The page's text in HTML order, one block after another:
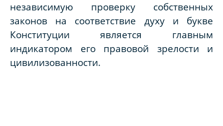
независимую проверку собственных
законов на соответствие духу и букве
Конституции является главным
индикатором его правовой зрелости и
цивилизованности.